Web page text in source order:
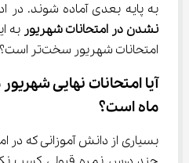
به پایه بعدی آماده شوند. در ادامه‌ی
نشدن در امتحانات شهریور به
امتحانات شهریور سخت‌تر است؟
آیا امتحانات نهایی
ماه است؟
بسیاری از دانش آموزانی که در